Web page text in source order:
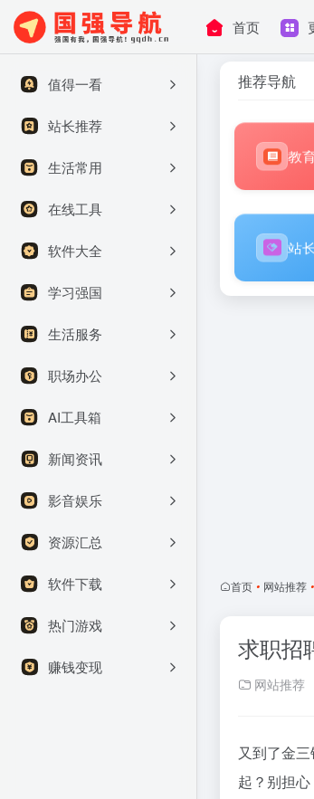
首页
值得一看
站长推荐
生活常用
在线工具
软件大全
学习强国
生活服务
职场办公
AI工具箱
新闻资讯
影音娱乐
资源汇总
软件下载
热门游戏
赚钱变现
推荐导航
教
站
首页 • 网站推荐 •
求职招
网站推荐
又到了金
起？别担